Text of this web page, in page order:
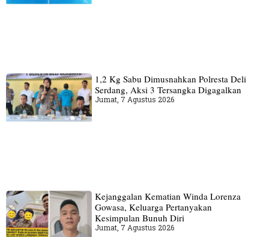
1,2 Kg Sabu Dimusnahkan Polresta Deli
Serdang, Aksi 3 Tersangka Digagalkan
Jumat, 7 Agustus 2026
Kejanggalan Kematian Winda Lorenza
Gowasa, Keluarga Pertanyakan
Kesimpulan Bunuh Diri
Jumat, 7 Agustus 2026